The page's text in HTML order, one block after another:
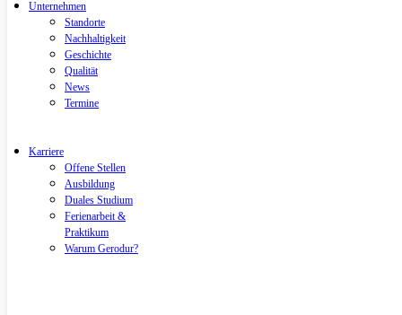
Unternehmen
Standorte
Nachhaltigkeit
Geschichte
Qualität
News
Termine
Karriere
Offene Stellen
Ausbildung
Duales Studium
Ferienarbeit &
Praktikum
Warum Gerodur?